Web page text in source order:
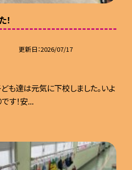
更新日 2026/07/17
も達は元気に下校しました。いよ
す！安...